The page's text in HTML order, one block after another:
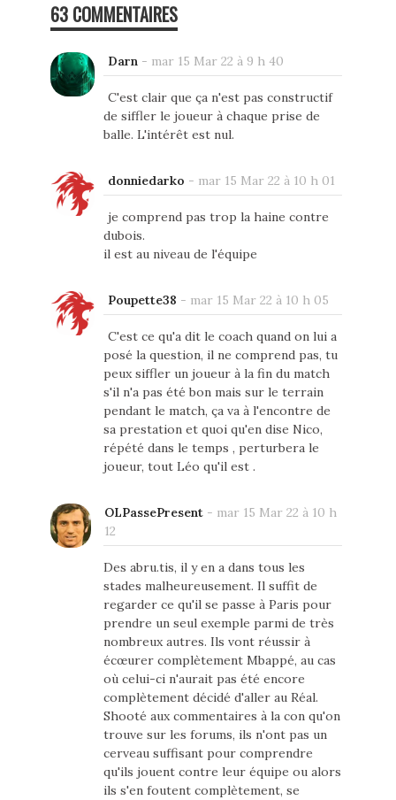
63 COMMENTAIRES
Darn- mar 15 Mar 22 à 9 h 40
C'est clair que ça n'est pas constructif
de siffler le joueur à chaque prise de
balle. L'intérêt est nul.
donniedarko - mar 15 Mar 22 à 10 h 01
je comprend pas trop la haine contre
dubois.
il est au niveau de l'équipe
Poupette38 - mar 15 Mar 22 à 10 h 05
C'est ce qu'a dit le coach quand on lui a
posé la question, il ne comprend pas, tu
peux siffler un joueur à la fin du match
s'il n'a pas été bon mais sur le terrain
pendant le match, ça va à l'encontre de
sa prestation et quoi qu'en dise Nico,
répété dans le temps , perturbera le
joueur, tout Léo qu'il est .
OLPassePresent- mar 15 Mar 22 à 10 h
12
Des abru.tis, il y en a dans tous les
stades malheureusement. Il suffit de
regarder ce qu'il se passe à Paris pour
prendre un seul exemple parmi de très
nombreux autres. Ils vont réussir à
écœurer complètement Mbappé, au cas
où celui-ci n'aurait pas été encore
complètement décidé d'aller au Réal.
Shooté aux commentaires à la con qu'on
trouve sur les forums, ils n'ont pas un
cerveau suffisant pour comprendre
qu'ils jouent contre leur équipe ou alors
ils s'en foutent complètement, se